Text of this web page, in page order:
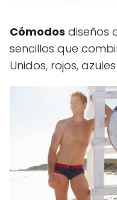
Cómodos diseños
sencillos que
Unidos, rojos,